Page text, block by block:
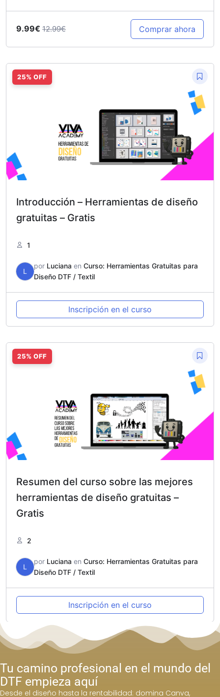
9.99€ 12.99€ Comprar ahora
Introducción – Herramientas de diseño
gratuitas – Gratis
1
L
por Luciana en Curso: Herramientas Gratuitas para
Diseño DTF / Textil
Inscripción en el curso
Resumen del curso sobre las mejores
herramientas de diseño gratuitas –
Gratis
2
L
por Luciana en Curso: Herramientas Gratuitas para
Diseño DTF / Textil
Inscripción en el curso
Tu camino profesional en el mundo del
DTF empieza aquí
Desde el diseño hasta la rentabilidad: domina Canva,